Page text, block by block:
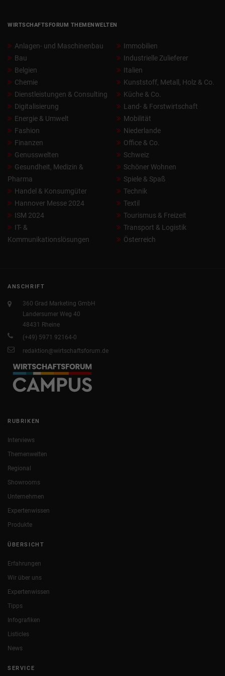
WIRTSCHAFTSFORUM THEMENWELTEN
Anlagen- und Maschinenbau
Bau
Belgien
Chemie
Dienstleistungen & Consulting
Digitalisierung
Energie & Umwelt
Fashion
Finanzen
Genusswelten
Gesundheit, Medizin &
Pharma
Handel & Konsumgüter
Hannover Messe 2024
ISM 2024
IT- &
Kommunikationslösungen
Immobilien
Industrielle Zulieferer
Italien
Kunststoff, Metall, Holz & Co.
Küche & Co.
Land- & Forstwirtschaft
Mobilität
Niederlande
Office & Co.
Schweiz
Schöner Wohnen
Spiele & Spaß
Technik
Textil
Tourismus & Freizeit
Transport & Logistik
Österreich
ANSCHRIFT
360 Grad Marketing GmbH
Landersumer Weg 40
48431 Rheine
(+49) 5971 92164-0
redaktion@wirtschaftsforum.de
RUBRIKEN
Interviews
Themenwelten
Regional
Showrooms
Unternehmen
Expertenwissen
Produkte
ÜBERSICHT
Erfahrungen
Wir über uns
Expertenwissen
Tipps
Infografiken
Listicles
News
SERVICE